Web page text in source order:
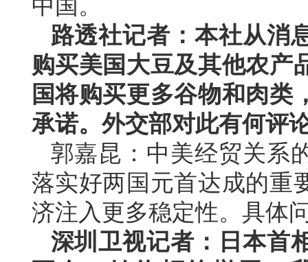
中国。
路透社记者：本社从消
购买美国大豆及其他农产
国将购买更多谷物和肉类
承诺。外交部对此有何评
郭嘉昆：中美经贸关系
落实好两国元首达成的重
济注入更多稳定性。具体
深圳卫视记者：日本首